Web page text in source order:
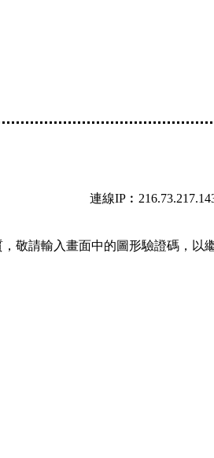
連線
敬請輸入畫面中的圖形驗證碼，以